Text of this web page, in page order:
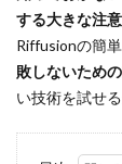
する大きな注
Riffusionの簡
敗しないため
い技術を試せ